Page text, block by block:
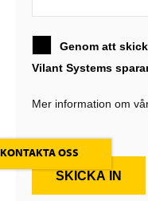
KONTAKTA OSS
Genom att
Vilant Systems
Mer information om
SKICKA IN